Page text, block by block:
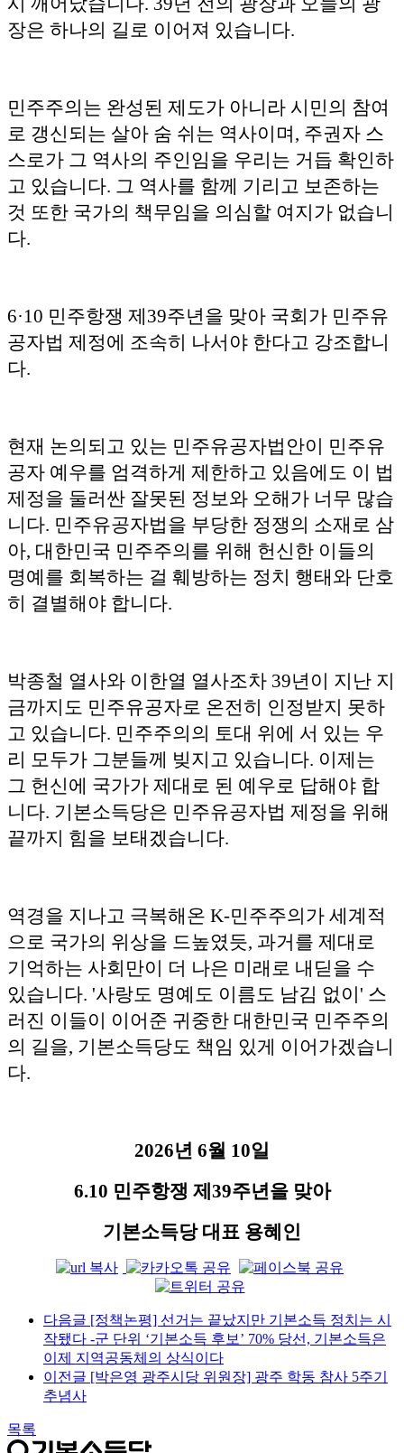
장은 하나의 길로 이어져 있습니다.
민주주의는 완성된 제도가 아니라 시민의 참여
로 갱신되는 살아 숨 쉬는 역사이며, 주권자 스
스로가 그 역사의 주인임을 우리는 거듭 확인하
고 있습니다. 그 역사를 함께 기리고 보존하는
것 또한 국가의 책무임을 의심할 여지가 없습니
다.
6·10 민주항쟁 제39주년을 맞아 국회가 민주유
공자법 제정에 조속히 나서야 한다고 강조합니
다.
현재 논의되고 있는 민주유공자법안이 민주유
공자 예우를 엄격하게 제한하고 있음에도 이 법
제정을 둘러싼 잘못된 정보와 오해가 너무 많습
니다. 민주유공자법을 부당한 정쟁의 소재로 삼
아, 대한민국 민주주의를 위해 헌신한 이들의
명예를 회복하는 걸 훼방하는 정치 행태와 단호
히 결별해야 합니다.
박종철 열사와 이한열 열사조차 39년이 지난 지
금까지도 민주유공자로 온전히 인정받지 못하
고 있습니다. 민주주의의 토대 위에 서 있는 우
리 모두가 그분들께 빚지고 있습니다. 이제는
그 헌신에 국가가 제대로 된 예우로 답해야 합
니다. 기본소득당은 민주유공자법 제정을 위해
끝까지 힘을 보태겠습니다.
역경을 지나고 극복해온 K-민주주의가 세계적
으로 국가의 위상을 드높였듯, 과거를 제대로
기억하는 사회만이 더 나은 미래로 내딛을 수
있습니다. '사랑도 명예도 이름도 남김 없이' 스
러진 이들이 이어준 귀중한 대한민국 민주주의
의 길을, 기본소득당도 책임 있게 이어가겠습니
다.
2026년 6월 10일
6.10 민주항쟁 제39주년을 맞아
기본소득당 대표 용혜인
다음글 [정책논평] 선거는 끝났지만 기본소득 정치는 시
작됐다 -군 단위 ‘기본소득 후보’ 70% 당선, 기본소득은
이제 지역공동체의 상식이다
이전글 [박은영 광주시당 위원장] 광주 학동 참사 5주기
추념사
목록